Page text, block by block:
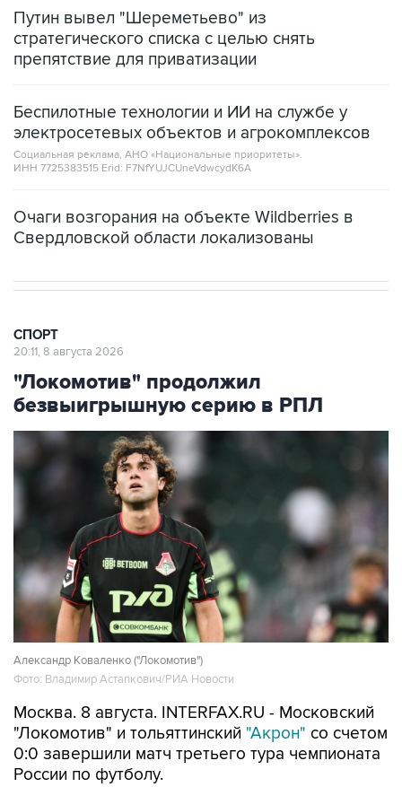
Путин вывел "Шереметьево" из
стратегического списка с целью снять
препятствие для приватизации
Беспилотные технологии и ИИ на службе у
электросетевых объектов и агрокомплексов
Социальная реклама, АНО «Национальные приоритеты».
ИНН 7725383515 Erid: F7NfYUJCUneVdwcydK6A
Очаги возгорания на объекте Wildberries в
Свердловской области локализованы
СПОРТ
20:11, 8 августа 2026
"Локомотив" продолжил
безвыигрышную серию в РПЛ
Александр Коваленко ("Локомотив")
Фото: Владимир Астапкович/РИА Новости
Москва. 8 августа. INTERFAX.RU - Московский
"Локомотив" и тольяттинский "Акрон" со счетом
0:0 завершили матч третьего тура чемпионата
России по футболу.